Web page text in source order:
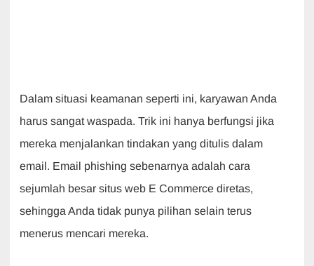
Dalam situasi keamanan seperti ini, karyawan Anda
harus sangat waspada. Trik ini hanya berfungsi jika
mereka menjalankan tindakan yang ditulis dalam
email. Email phishing sebenarnya adalah cara
sejumlah besar situs web E Commerce diretas,
sehingga Anda tidak punya pilihan selain terus
menerus mencari mereka.